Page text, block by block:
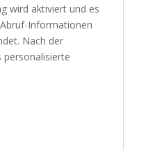
wird aktiviert und es
Informationen
Nach der
personalisierte